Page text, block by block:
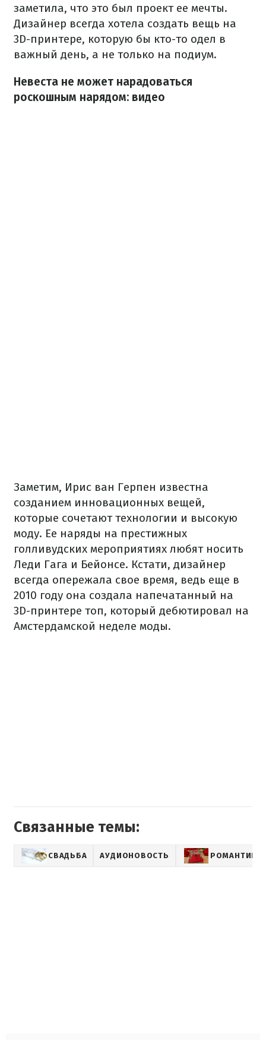
заметила, что это был проект ее мечты.
Дизайнер всегда хотела создать вещь на
3D-принтере, которую бы кто-то одел в
важный день, а не только на подиум.
Невеста не может нарадоваться
роскошным нарядом: видео
Заметим, Ирис ван Герпен известна
созданием инновационных вещей,
которые сочетают технологии и высокую
моду. Ее наряды на престижных
голливудских мероприятиях любят носить
Леди Гага и Бейонсе. Кстати, дизайнер
всегда опережала свое время, ведь еще в
2010 году она создала напечатанный на
3D-принтере топ, который дебютировал на
Амстердамской неделе моды.
Связанные темы:
СВАДЬБА АУДИОНОВОСТЬ РОМАНТИКА